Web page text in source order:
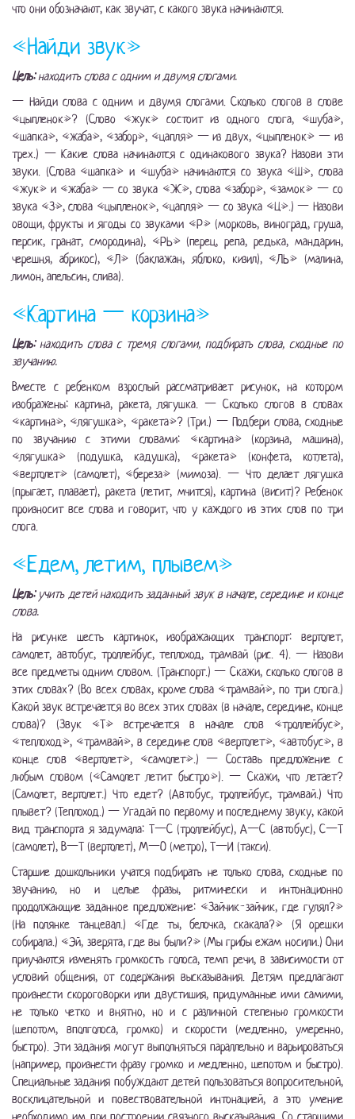
что они обозначают, как звучат, с какого звука начинаются.
«Найди звук»
Цель:находить слова с одним и двумя слогами.
— Найди слова с одним и двумя слогами. Сколько слогов в слове
«цыпленок»? (Слово «жук» состоит из одного слога, «шуба»,
«шапка», «жаба», «забор», «цапля» — из двух, «цыпленок» — из
трех.) — Какие слова начинаются с одинакового звука? Назови эти
звуки. (Слова «шапка» и «шуба» начинаются со звука «Ш», слова
«жук» и «жаба» — со звука «Ж», слова «забор», «замок» — со
звука «З», слова «цыпленок», «цапля» — со звука «Ц».) — Назови
овощи, фрукты и ягоды со звуками «Р» (морковь, виноград, груша,
персик, гранат, смородина), «РЬ» (перец, репа, редька, мандарин,
черешня, абрикос), «Л» (баклажан, яблоко, кизил), «ЛЬ» (малина,
лимон, апельсин, слива).
«Картина — корзина»
Цель:находить слова с тремя слогами, подбирать слова, сходные по
звучанию.
Вместе с ребенком взрослый рассматривает рисунок, на котором
изображены: картина, ракета, лягушка. — Сколько слогов в словах
«картина», «лягушка», «ракета»? (Три.) — Подбери слова, сходные
по звучанию с этими словами: «картина» (корзина, машина),
«лягушка» (подушка, кадушка), «ракета» (конфета, котлета),
«вертолет» (самолет), «береза» (мимоза). — Что делает лягушка
(прыгает, плавает), ракета (летит, мчится), картина (висит)? Ребенок
произносит все слова и говорит, что у каждого из этих слов по три
слога.
«Едем, летим, плывем»
Цель: учить детей находить заданный звук в начале, середине и конце
слова.
На рисунке шесть картинок, изображающих транспорт: вертолет,
самолет, автобус, троллейбус, теплоход, трамвай (рис. 4). — Назови
все предметы одним словом. (Транспорт.) — Скажи, сколько слогов в
этих словах? (Во всех словах, кроме слова «трамвай», по три слога.)
Какой звук встречается во всех этих словах (в начале, середине, конце
слова)? (Звук «Т» встречается в начале слов «троллейбус»,
«теплоход», «трамвай», в середине слов «вертолет», «автобус», в
конце слов «вертолет», «самолет».) — Составь предложение с
любым словом («Самолет летит быстро»). — Скажи, что летает?
(Самолет, вертолет.) Что едет? (Автобус, троллейбус, трамвай.) Что
плывет? (Теплоход.) — Угадай по первому и последнему звуку, какой
вид транспорта я задумала: Т—С (троллейбус), А—С (автобус), С—Т
(самолет), В—Т (вертолет), М—О (метро), Т—И (такси).
Старшие дошкольники учатся подбирать не только слова, сходные по
звучанию, но и целые фразы, ритмически и интонационно
продолжающие заданное предложение: «Зайчик-зайчик, где гулял?»
(На полянке танцевал.) «Где ты, белочка, скакала?» (Я орешки
собирала.) «Эй, зверята, где вы были?» (Мы грибы ежам носили.) Они
приучаются изменять громкость голоса, темп речи, в зависимости от
условий общения, от содержания высказывания. Детям предлагают
произнести скороговорки или двустишия, придуманные ими самими,
не только четко и внятно, но и с различной степенью громкости
(шепотом, вполголоса, громко) и скорости (медленно, умеренно,
быстро). Эти задания могут выполняться параллельно и варьироваться
(например, произнести фразу громко и медленно, шепотом и быстро).
Специальные задания побуждают детей пользоваться вопросительной,
восклицательной и повествовательной интонацией, а это умение